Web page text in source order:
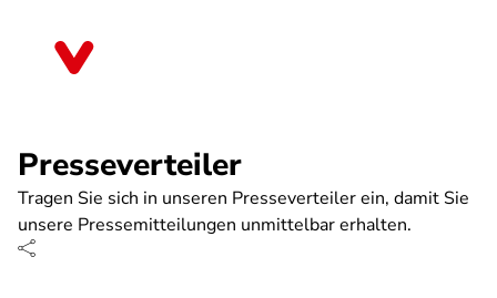
Presseverteiler
Tragen Sie sich in unseren Presseverteiler ein, damit Sie
unsere Pressemitteilungen unmittelbar erhalten.